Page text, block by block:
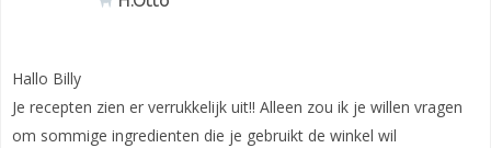
Hallo Billy
Je recepten zien er verrukkelijk uit!! Alleen zou ik je willen vragen
om sommige ingredienten die je gebruikt de winkel wil